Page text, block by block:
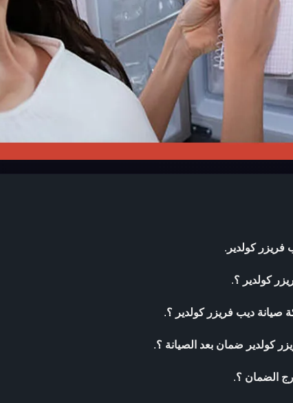
كولدير .
كولدير ؟.
صيانة ديب فريزر كولدير ؟.
كولدير ضمان بعد الصيانة ؟.
الضمان ؟.